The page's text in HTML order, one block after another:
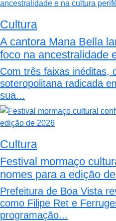
Cultura
A cantora Mana Bella
foco na ancestralidade
Com três faixas inéditas,
soteropolitana radicada
sua...
Cultura
Festival mormaço
nomes para a edição
Prefeitura de Boa Vista
como Filipe Ret e
programação...